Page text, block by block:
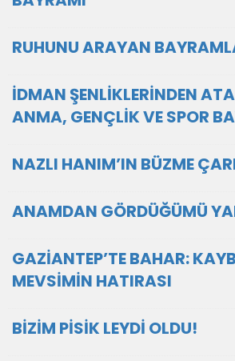
RUHUNU ARAYAN
İDMAN ŞENLİKLERİNDEN
ANMA, GENÇLİK VE SPOR
NAZLI HANIM’IN BÜZME
ANAMDAN GÖRDÜĞÜMÜ
GAZİANTEP’TE BAHAR:
MEVSİMİN HATIRASI
BİZİM PİSİK LEYDİ OLDU!